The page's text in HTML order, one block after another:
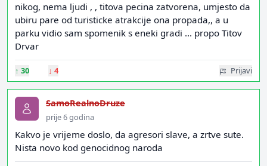
nikog, nema ljudi , , titova pecina zatvorena, umjesto da
ubiru pare od turisticke atrakcije ona propada,, a u
parku vidio sam spomenik s eneki gradi ... propo Titov
Drvar
↑ 30 ↓ 4 Prijavi
SamoRealnoDruze
prije 6 godina
Kakvo je vrijeme doslo, da agresori slave, a zrtve sute.
Nista novo kod genocidnog naroda